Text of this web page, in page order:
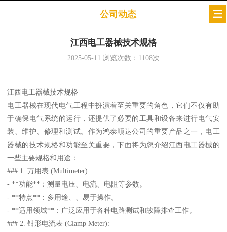
公司动态
江西电工器械技术规格
2025-05-11 浏览次数： 1108次
江西电工器械技术规格
电工器械在现代电气工程中扮演着至关重要的角色，它们不仅有助
于确保电气系统的运行，还提供了必要的工具和设备来进行电气安
装、维护、修理和测试。作为鸿泰顺达公司的重要产品之一，电工
器械的技术规格和功能至关重要，下面将为您介绍江西电工器械的
一些主要规格和用途：
### 1. 万用表 (Multimeter):
- **功能**：测量电压、电流、电阻等参数。
- **特点**：多用途、、易于操作。
- **适用领域**：广泛应用于各种电路测试和故障排查工作。
### 2. 钳形电流表 (Clamp Meter):